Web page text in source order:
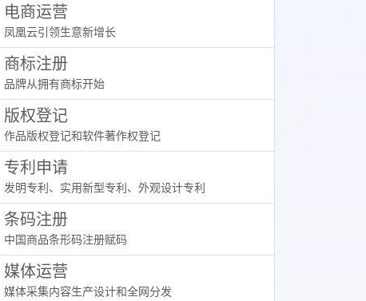
电商运营
凤凰云引领生意新增长
商标注册
品牌从拥有商标开始
版权登记
作品版权登记和软件著作权登记
专利申请
发明专利、实用新型专利、外观设计专利
条码注册
中国商品条形码注册赋码
媒体运营
媒体采集内容生产设计和全网分发